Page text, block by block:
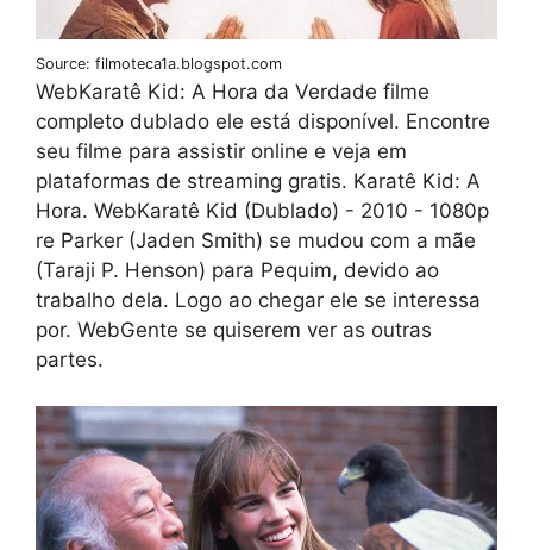
Source: filmoteca1a.blogspot.com
WebKaratê Kid: A Hora da Verdade filme
completo dublado ele está disponível. Encontre
seu filme para assistir online e veja em
plataformas de streaming gratis. Karatê Kid: A
Hora. WebKaratê Kid (Dublado) - 2010 - 1080p
re Parker (Jaden Smith) se mudou com a mãe
(Taraji P. Henson) para Pequim, devido ao
trabalho dela. Logo ao chegar ele se interessa
por. WebGente se quiserem ver as outras
partes.